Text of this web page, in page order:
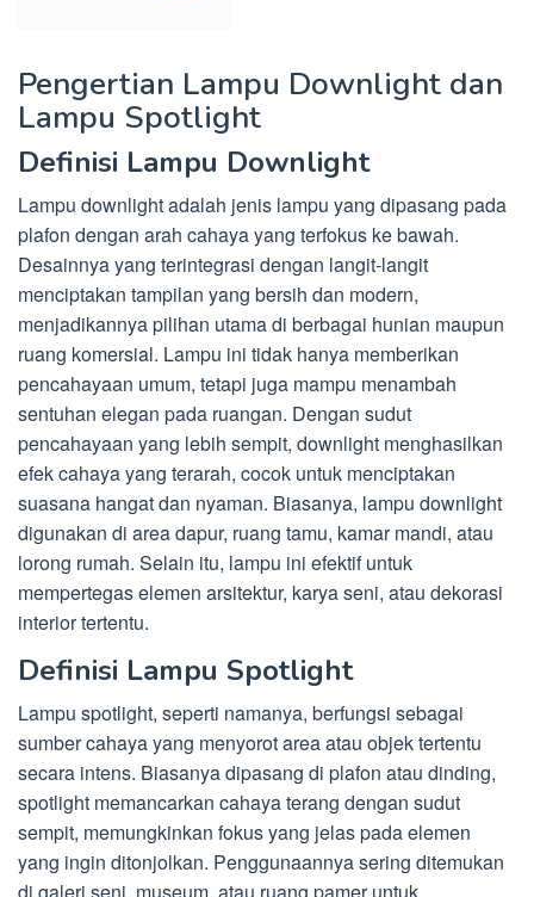
Pengertian Lampu Downlight dan
Lampu Spotlight
Definisi Lampu Downlight
Lampu downlight adalah jenis lampu yang dipasang pada
plafon dengan arah cahaya yang terfokus ke bawah.
Desainnya yang terintegrasi dengan langit-langit
menciptakan tampilan yang bersih dan modern,
menjadikannya pilihan utama di berbagai hunian maupun
ruang komersial. Lampu ini tidak hanya memberikan
pencahayaan umum, tetapi juga mampu menambah
sentuhan elegan pada ruangan. Dengan sudut
pencahayaan yang lebih sempit, downlight menghasilkan
efek cahaya yang terarah, cocok untuk menciptakan
suasana hangat dan nyaman. Biasanya, lampu downlight
digunakan di area dapur, ruang tamu, kamar mandi, atau
lorong rumah. Selain itu, lampu ini efektif untuk
mempertegas elemen arsitektur, karya seni, atau dekorasi
interior tertentu.
Definisi Lampu Spotlight
Lampu spotlight, seperti namanya, berfungsi sebagai
sumber cahaya yang menyorot area atau objek tertentu
secara intens. Biasanya dipasang di plafon atau dinding,
spotlight memancarkan cahaya terang dengan sudut
sempit, memungkinkan fokus yang jelas pada elemen
yang ingin ditonjolkan. Penggunaannya sering ditemukan